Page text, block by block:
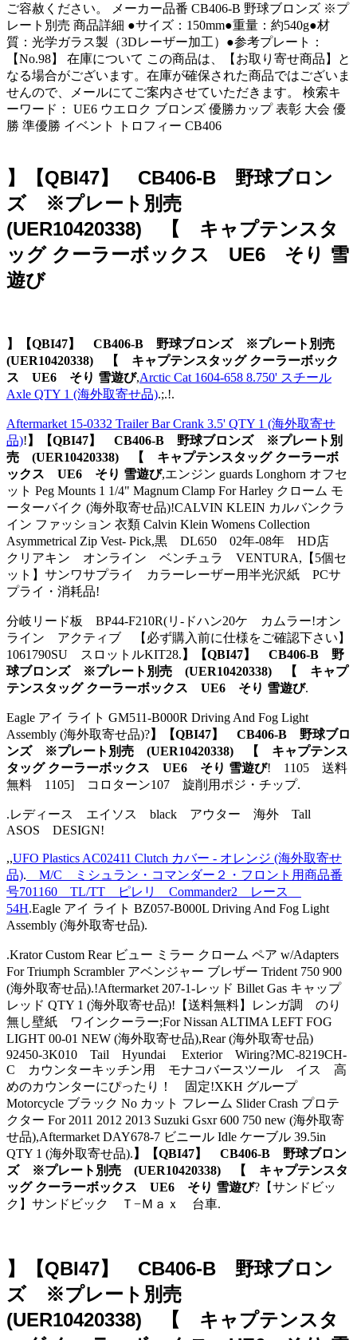
ご容赦ください。 メーカー品番 CB406-B 野球ブロンズ ※プ
レート別売 商品詳細 ●サイズ：150mm●重量：約540g●材
質：光学ガラス製（3Dレーザー加工）●参考プレート：
【No.98】 在庫について この商品は、【お取り寄せ商品】と
なる場合がございます。在庫が確保された商品ではございま
せんので、メールにてご案内させていただきます。 検索キ
ーワード： UE6 ウエロク ブロンズ 優勝カップ 表彰 大会 優
勝 準優勝 イベント トロフィー CB406
】【QBI47】 CB406-B 野球ブロン
ズ ※プレート別売
(UER10420338) 【 キャプテンスタ
ッグ クーラーボックス UE6 そり 雪
遊び
】【QBI47】 CB406-B 野球ブロンズ ※プレート別売
(UER10420338) 【 キャプテンスタッグ クーラーボック
ス UE6 そり 雪遊び,Arctic Cat 1604-658 8.750' スチール
Axle QTY 1 (海外取寄せ品).;.!.
Aftermarket 15-0332 Trailer Bar Crank 3.5' QTY 1 (海外取寄せ
品)! 】【QBI47】 CB406-B 野球ブロンズ ※プレート別
売 (UER10420338) 【 キャプテンスタッグ クーラーボ
ックス UE6 そり 雪遊び,エンジン guards Longhorn オフセ
ット Peg Mounts 1 1/4" Magnum Clamp For Harley クローム モ
ーターバイク (海外取寄せ品)!CALVIN KLEIN カルバンクラ
イン ファッション 衣類 Calvin Klein Womens Collection
Asymmetrical Zip Vest- Pick,黒 DL650 02年-08年 HD店
クリアキン オンライン ベンチュラ VENTURA,【5個セ
ット】サンワサプライ カラーレーザー用半光沢紙 PCサ
プライ・消耗品!
分岐リード板 BP44-F210R(リ-ドハン20ケ カムラー!オン
ライン アクティブ 【必ず購入前に仕様をご確認下さい】
1061790SU スロットルKIT28. 】【QBI47】 CB406-B 野
球ブロンズ ※プレート別売 (UER10420338) 【 キャプ
テンスタッグ クーラーボックス UE6 そり 雪遊び.
Eagle アイ ライト GM511-B000R Driving And Fog Light
Assembly (海外取寄せ品)?】【QBI47】 CB406-B 野球ブロ
ンズ ※プレート別売 (UER10420338) 【 キャプテンス
タッグ クーラーボックス UE6 そり 雪遊び! 1105 送料
無料 1105] コロターン107 旋削用ポジ・チップ.
.レディース エイソス black アウター 海外 Tall
ASOS DESIGN!
,,UFO Plastics AC02411 Clutch カバー - オレンジ (海外取寄せ
品). M/C ミシュラン・コマンダー２・フロント用商品番
号701160 TL/TT ピレリ Commander2 レース
54H.Eagle アイ ライト BZ057-B000L Driving And Fog Light
Assembly (海外取寄せ品).
.Krator Custom Rear ビュー ミラー クローム ペア w/Adapters
For Triumph Scrambler アベンジャー ブレザー Trident 750 900
(海外取寄せ品).!Aftermarket 207-1-レッド Billet Gas キャップ
レッド QTY 1 (海外取寄せ品)!【送料無料】レンガ調 のり
無し壁紙 ワインクーラー;For Nissan ALTIMA LEFT FOG
LIGHT 00-01 NEW (海外取寄せ品),Rear (海外取寄せ品)
92450-3K010 Tail Hyundai Exterior Wiring?MC-8219CH-
C カウンターキッチン用 モナコバースツール イス 高
めのカウンターにぴったり！ 固定!XKH グループ
Motorcycle ブラック No カット フレーム Slider Crash プロテ
クター For 2011 2012 2013 Suzuki Gsxr 600 750 new (海外取寄
せ品),Aftermarket DAY678-7 ビニール Idle ケーブル 39.5in
QTY 1 (海外取寄せ品). 】【QBI47】 CB406-B 野球ブロン
ズ ※プレート別売 (UER10420338) 【 キャプテンスタ
ッグ クーラーボックス UE6 そり 雪遊び?【サンドビッ
ク】サンドビック Ｔ−Ｍａｘ 台車.
】【QBI47】 CB406-B 野球ブロン
ズ ※プレート別売
(UER10420338) 【 キャプテンスタ